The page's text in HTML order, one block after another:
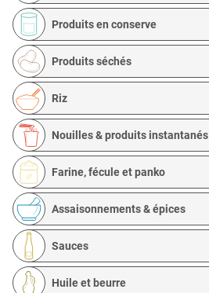
Produits en conserve
Produits séchés
Riz
Nouilles & produits instantanés
Farine, fécule et panko
Assaisonnements & épices
Sauces
Huile et beurre